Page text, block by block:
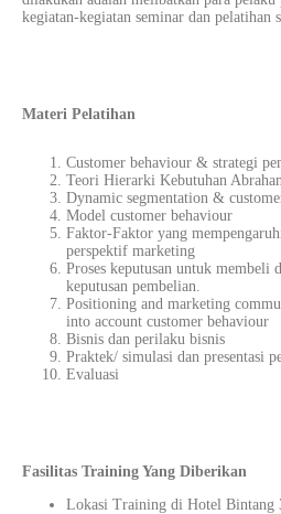
kegiatan-kegiatan seminar dan pelatihan
Materi Pelatihan
Customer behaviour & strategi
Teori Hierarki Kebutuhan
Dynamic segmentation &
Model customer behaviour
Faktor-Faktor yang
perspektif marketing
Proses keputusan untuk membeli
keputusan pembelian.
Positioning and marketing
into account customer behaviour
Bisnis dan perilaku bisnis
Praktek/ simulasi dan presentasi
Evaluasi
Fasilitas Training Yang Diberikan
Lokasi Training di Hotel Bintang